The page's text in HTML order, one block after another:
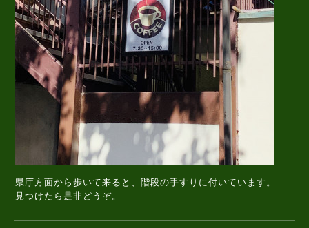
県庁方面から歩いて来ると、階段の手すりに付いています。
見つけたら是非どうぞ。